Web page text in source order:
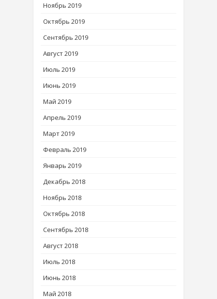
Ноябрь 2019
Октябрь 2019
Сентябрь 2019
Август 2019
Июль 2019
Июнь 2019
Май 2019
Апрель 2019
Март 2019
Февраль 2019
Январь 2019
Декабрь 2018
Ноябрь 2018
Октябрь 2018
Сентябрь 2018
Август 2018
Июль 2018
Июнь 2018
Май 2018